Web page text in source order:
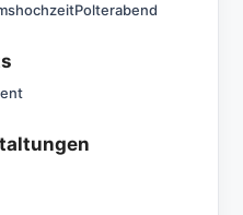
Polterabend